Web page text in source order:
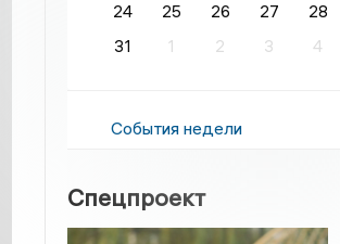
24
25 26 27 28
31
1 2 3 4
События недели
Спецпроект